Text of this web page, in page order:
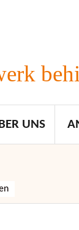
UNS